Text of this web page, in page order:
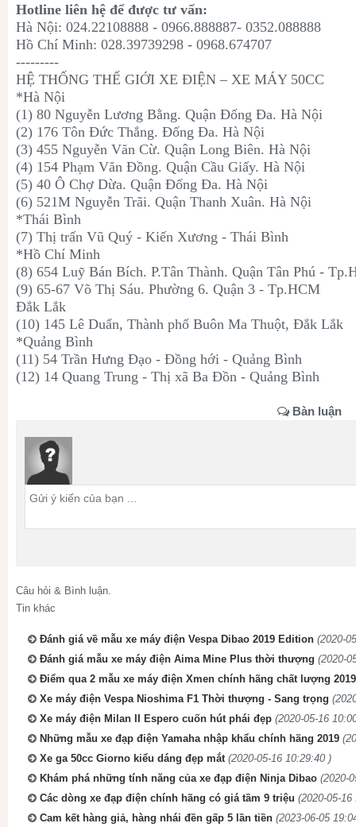
Hotline liên hệ để được tư vấn:
Hà Nội: 024.22108888 - 0966.888887- 0352.088888
Hồ Chí Minh: 028.39739298 - 0968.674707
---------
HỆ THỐNG THẾ GIỚI XE ĐIỆN – XE MÁY 50CC
*Hà Nội
(1) 80 Nguyễn Lương Bằng. Quận Đống Đa. Hà Nội
(2) 176 Tôn Đức Thắng. Đống Đa. Hà Nội
(3) 455 Nguyễn Văn Cừ. Quận Long Biên. Hà Nội
(4) 154 Phạm Văn Đồng. Quận Cầu Giấy. Hà Nội
(5) 40 Ô Chợ Dừa. Quận Đống Đa. Hà Nội
(6) 521M Nguyễn Trãi. Quận Thanh Xuân. Hà Nội
*Thái Bình
(7) Thị trấn Vũ Quý - Kiến Xương - Thái Bình
*Hồ Chí Minh
(8) 654 Luỹ Bán Bích. P.Tân Thành. Quận Tân Phú -
(9) 65-67 Võ Thị Sáu. Phường 6. Quận 3 - Tp.HCM
Đắk Lắk
(10) 145 Lê Duẩn, Thành phố Buôn Ma Thuột, Đắk Lắk
*Quảng Bình
(11) 54 Trần Hưng Đạo - Đồng hới - Quảng Bình
(12) 14 Quang Trung - Thị xã Ba Đồn - Quảng Bình
Bàn luận
Câu hỏi & Bình luận.
Tin khác
Đánh giá về mẫu xe máy điện Vespa Dibao 2019 Edition (2020-
Đánh giá mẫu xe máy điện Aima Mine Plus thời thượng (2020-
Điểm qua 2 mẫu xe máy điện Xmen chính hãng chất lượng 2019
Xe máy điện Vespa Nioshima F1 Thời thượng - Sang trọng
Xe máy điện Milan II Espero cuốn hút phái đẹp (2020-05-16
Những mẫu xe đạp điện Yamaha nhập khẩu chính hãng 2019
Xe ga 50cc Giorno kiểu dáng đẹp mắt (2020-05-16 10:29:40 )
Khám phá những tính năng của xe đạp điện Ninja Dibao (2020-
Các dòng xe đạp điện chính hãng có giá tầm 9 triệu (2020-05-16
Cam kết hàng giả, hàng nhái đền gấp 5 lần tiền (2023-06-05